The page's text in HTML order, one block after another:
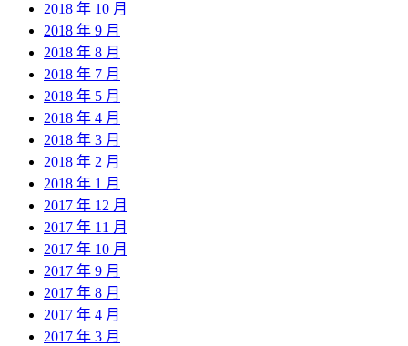
2018 年 10 月
2018 年 9 月
2018 年 8 月
2018 年 7 月
2018 年 5 月
2018 年 4 月
2018 年 3 月
2018 年 2 月
2018 年 1 月
2017 年 12 月
2017 年 11 月
2017 年 10 月
2017 年 9 月
2017 年 8 月
2017 年 4 月
2017 年 3 月